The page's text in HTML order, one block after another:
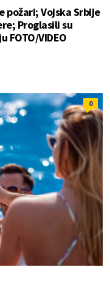
požari; Vojska Srbije
Proglasili su
FOTO/VIDEO
0